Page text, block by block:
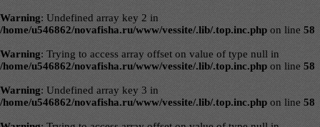
Warning: Undefined array key 2 in
/home/u546862/novafisha.ru/www/vessite/.lib/.top.inc.php on line 58
Warning: Trying to access array offset on value of type null in
/home/u546862/novafisha.ru/www/vessite/.lib/.top.inc.php on line 58
Warning: Undefined array key 3 in
/home/u546862/novafisha.ru/www/vessite/.lib/.top.inc.php on line 58